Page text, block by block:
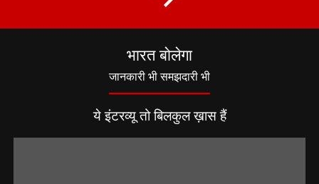
भारत बोलेगा
जानकारी भी समझदारी भी
ये इंटरव्यू तो बिलकुल ख़ास हैं